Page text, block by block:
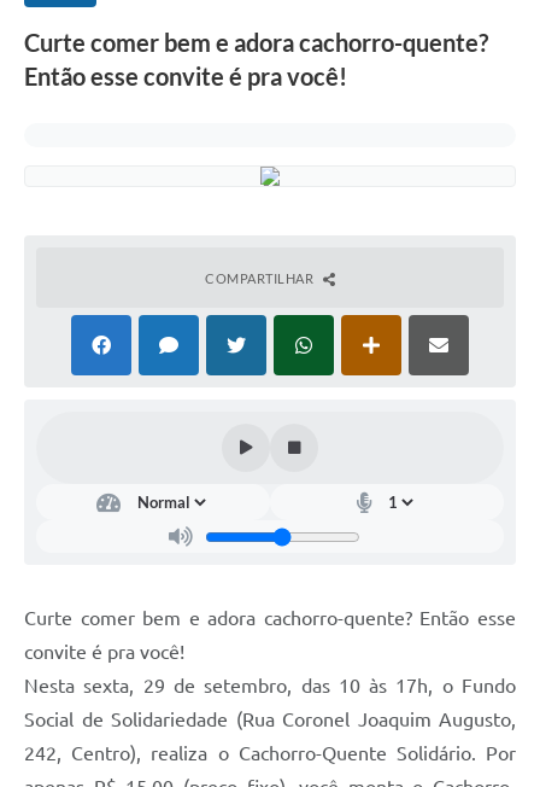
Curte comer bem e adora cachorro-quente?
Então esse convite é pra você!
COMPARTILHAR
Curte comer bem e adora cachorro-quente? Então esse
convite é pra você!
Nesta sexta, 29 de setembro, das 10 às 17h, o Fundo
Social de Solidariedade (Rua Coronel Joaquim Augusto,
242, Centro), realiza o Cachorro-Quente Solidário. Por